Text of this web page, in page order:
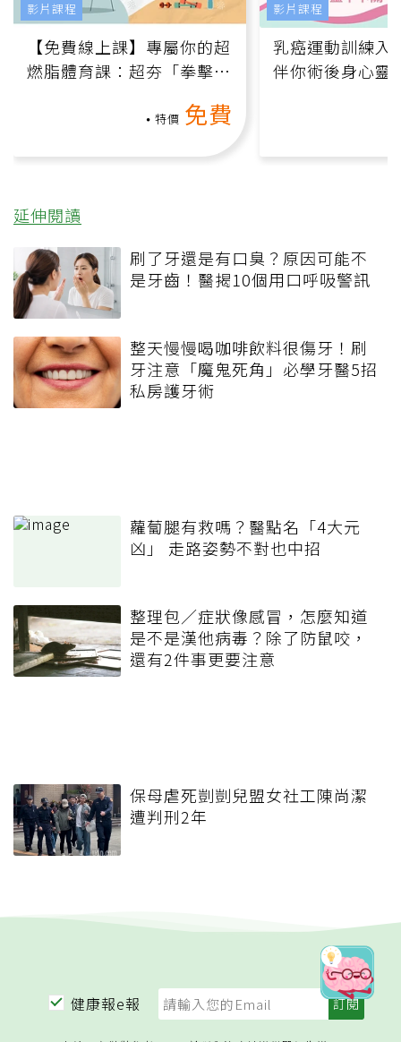
【免費線上課】專屬你的超
燃脂體育課：超夯「拳擊有
特價 免費
影片課程
乳癌運動訓練入
伴你術後身心靈
影片課程
延伸閱讀
刷了牙還是有口臭？原因可能不
是牙齒！醫揭10個用口呼吸警訊
整天慢慢喝咖啡飲料很傷牙！刷
牙注意「魔鬼死角」必學牙醫5招
私房護牙術
蘿蔔腿有救嗎？醫點名「4大元
凶」 走路姿勢不對也中招
整理包／症狀像感冒，怎麼知道
是不是漢他病毒？除了防鼠咬，
還有2件事更要注意
保母虐死剴剴兒盟女社工陳尚潔
遭判刑2年
健康報e報